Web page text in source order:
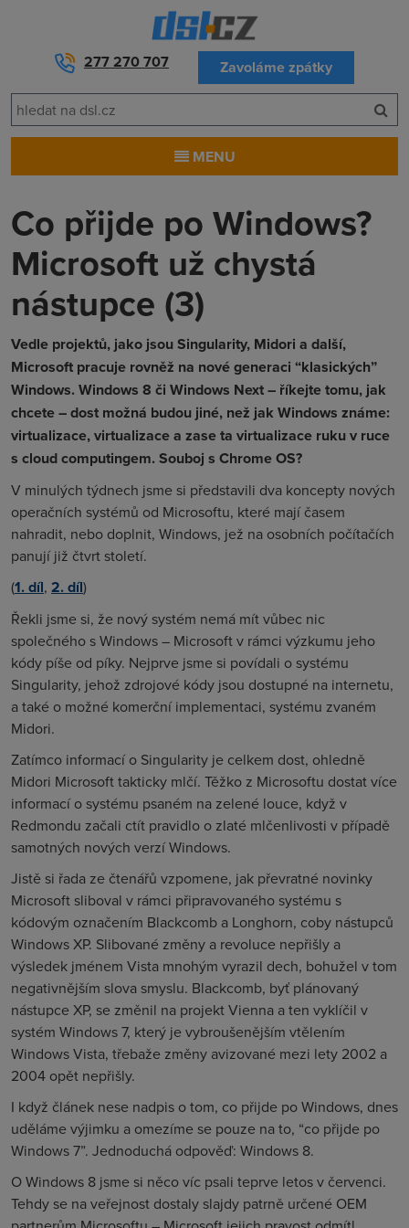
277 270 707 Zavoláme zpátky
MENU
Co přijde po Windows?
Microsoft už chystá
nástupce (3)
Vedle projektů, jako jsou Singularity, Midori a další,
Microsoft pracuje rovněž na nové generaci “klasických”
Windows. Windows 8 či Windows Next – říkejte tomu, jak
chcete – dost možná budou jiné, než jak Windows známe:
virtualizace, virtualizace a zase ta virtualizace ruku v ruce
s cloud computingem. Souboj s Chrome OS?
V minulých týdnech jsme si představili dva koncepty nových
operačních systémů od Microsoftu, které mají časem
nahradit, nebo doplnit, Windows, jež na osobních počítačích
panují již čtvrt století.
(1. díl, 2. díl)
Řekli jsme si, že nový systém nemá mít vůbec nic
společného s Windows – Microsoft v rámci výzkumu jeho
kódy píše od píky. Nejprve jsme si povídali o systému
Singularity, jehož zdrojové kódy jsou dostupné na internetu,
a také o možné komerční implementaci, systému zvaném
Midori.
Zatímco informací o Singularity je celkem dost, ohledně
Midori Microsoft takticky mlčí. Těžko z Microsoftu dostat více
informací o systému psaném na zelené louce, když v
Redmondu začali ctít pravidlo o zlaté mlčenlivosti v případě
samotných nových verzí Windows.
Jistě si řada ze čtenářů vzpomene, jak převratné novinky
Microsoft sliboval v rámci připravovaného systému s
kódovým označením Blackcomb a Longhorn, coby nástupců
Windows XP. Slibované změny a revoluce nepřišly a
výsledek jménem Vista mnohým vyrazil dech, bohužel v tom
negativnějším slova smyslu. Blackcomb, byť plánovaný
nástupce XP, se změnil na projekt Vienna a ten vyklíčil v
systém Windows 7, který je vybroušenějším vtělením
Windows Vista, třebaže změny avizované mezi lety 2002 a
2004 opět nepřišly.
I když článek nese nadpis o tom, co přijde po Windows, dnes
uděláme výjimku a omezíme se pouze na to, “co přijde po
Windows 7”. Jednoduchá odpověď: Windows 8.
O Windows 8 jsme si něco víc psali teprve letos v červenci.
Tehdy se na veřejnost dostaly slajdy patrně určené OEM